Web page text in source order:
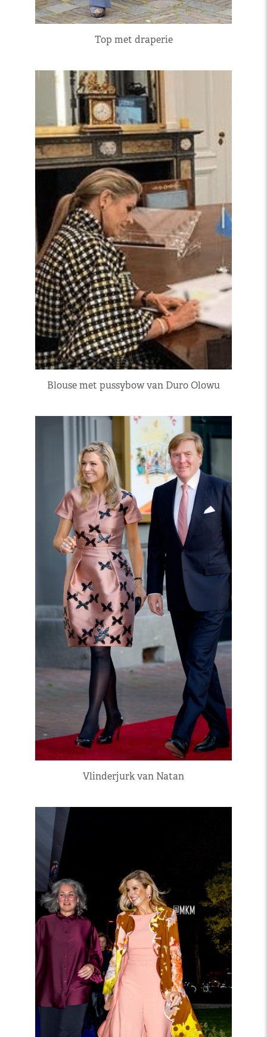
Top met draperie
Blouse met pussybow van Duro Olowu
Vlinderjurk van Natan